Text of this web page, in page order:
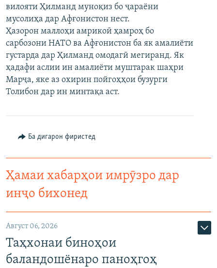
ВАРЗИШ
ОЗОДӢ ОНЛАЙН
ВИДЕО
НИГОРИСТОН
ГУЗОРИШҲОИ РАДИОӢ
РӮЙХАТҲО
КИТОБҲОИ ОЗОДӢ
Русский
ПАЙГИРӢ КУНЕД
Ҳамаи сомонаҳои RFE/RL
вилояти Ҳилманд муноқиз бо ҷараёни
мусолиҳа дар Афғонистон нест.
Ҳазорон маллоҳи амрикоӣ ҳамроҳ бо
сарбозони НАТО ва Афғонистон ба як амалиёти
густарда дар Ҳилманд омодагӣ мегиранд. Як
ҳадафи аслии ин амалиёти муштарак шаҳри
Марҷа, яке аз охирин пойгоҳҳои бузурги
Толибон дар ин минтақа аст.
Ба дигарон фиристед
Ҳамаи хабарҳои имрӯзро дар
инҷо бихонед
Август 06, 2026
Таҳхонаи биноҳои
баландошёнаро паноҳгоҳ